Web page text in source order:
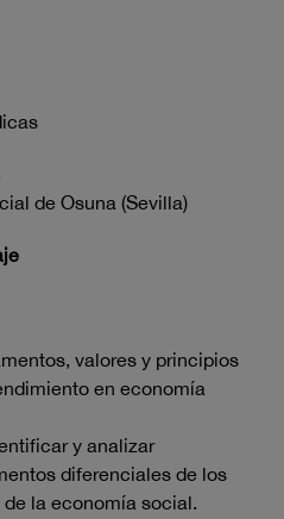
de Osuna (Sevilla)
valores y principios
en economía
y analizar
diferenciales de los
la economía social.